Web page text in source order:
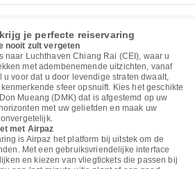
je perfecte reiservaring
nooit zult vergeten
naar Luchthaven Chiang Rai (CEI), waar u
met adembenemende uitzichten, vanaf
u voor dat u door levendige straten dwaalt,
sfeer opsnuift. Kies het geschikte
Mueang (DMK) dat is afgestemd op uw
met uw geliefden en maak uw
met Airpaz
is Airpaz het platform bij uitstek om de
Met een gebruiksvriendelijke interface
en kiezen van vliegtickets die passen bij